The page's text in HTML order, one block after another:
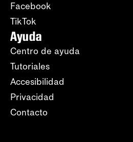
Facebook
TikTok
Ayuda
Centro de ayuda
Tutoriales
Accesibilidad
Privacidad
Contacto